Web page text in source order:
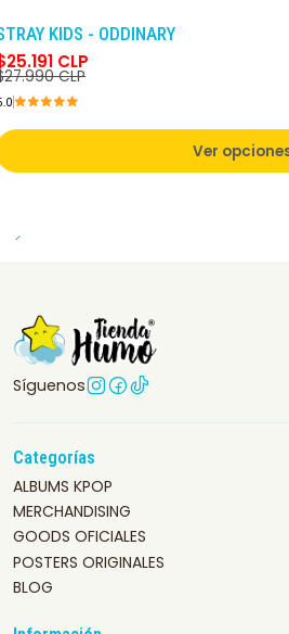
KIDS - ODDINARY
CLP
CLP
Ver
Síguenos
Categorías
ALBUMS KPOP
MERCHANDISING
GOODS OFICIALES
POSTERS ORIGINALES
BLOG